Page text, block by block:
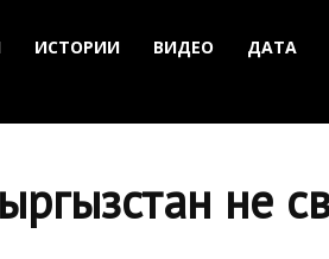
ИСТОРИИ ВИДЕО ДАТА
не